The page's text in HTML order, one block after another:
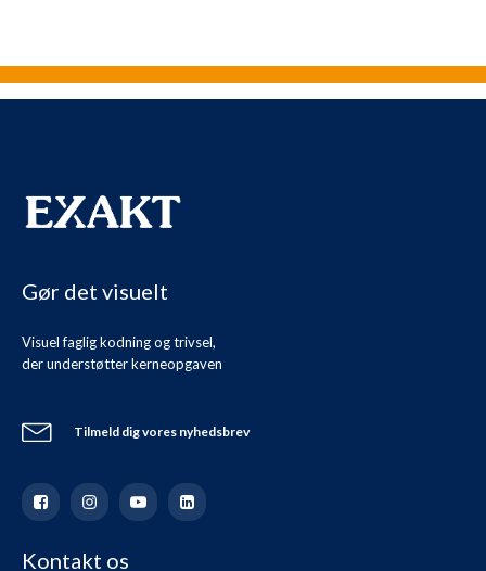
Gør det visuelt
Visuel faglig kodning og trivsel,
der understøtter kerneopgaven
Tilmeld dig vores nyhedsbrev
Kontakt os